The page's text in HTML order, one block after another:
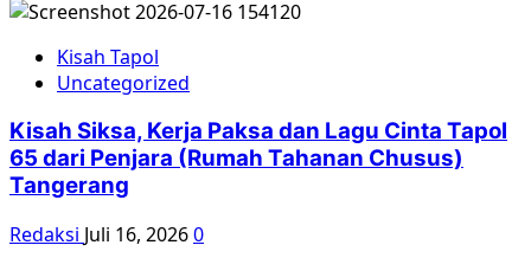
Kisah Tapol
Uncategorized
Kisah Siksa, Kerja Paksa dan Lagu Cinta Tapol
65 dari Penjara (Rumah Tahanan Chusus)
Tangerang
Redaksi Juli 16, 20260